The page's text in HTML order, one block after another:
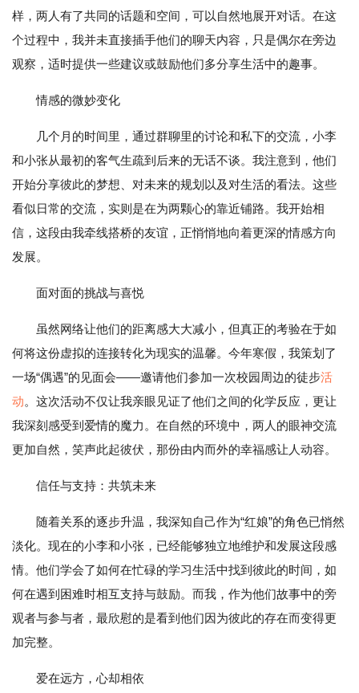
样，两人有了共同的话题和空间，可以自然地展开对话。在这
个过程中，我并未直接插手他们的聊天内容，只是偶尔在旁边
观察，适时提供一些建议或鼓励他们多分享生活中的趣事。
情感的微妙变化
几个月的时间里，通过群聊里的讨论和私下的交流，小李
和小张从最初的客气生疏到后来的无话不谈。我注意到，他们
开始分享彼此的梦想、对未来的规划以及对生活的看法。这些
看似日常的交流，实则是在为两颗心的靠近铺路。我开始相
信，这段由我牵线搭桥的友谊，正悄悄地向着更深的情感方向
发展。
面对面的挑战与喜悦
虽然网络让他们的距离感大大减小，但真正的考验在于如
何将这份虚拟的连接转化为现实的温馨。今年寒假，我策划了
一场“偶遇”的见面会——邀请他们参加一次校园周边的徒步活
动。这次活动不仅让我亲眼见证了他们之间的化学反应，更让
我深刻感受到爱情的魔力。在自然的环境中，两人的眼神交流
更加自然，笑声此起彼伏，那份由内而外的幸福感让人动容。
信任与支持：共筑未来
随着关系的逐步升温，我深知自己作为“红娘”的角色已悄然
淡化。现在的小李和小张，已经能够独立地维护和发展这段感
情。他们学会了如何在忙碌的学习生活中找到彼此的时间，如
何在遇到困难时相互支持与鼓励。而我，作为他们故事中的旁
观者与参与者，最欣慰的是看到他们因为彼此的存在而变得更
加完整。
爱在远方，心却相依